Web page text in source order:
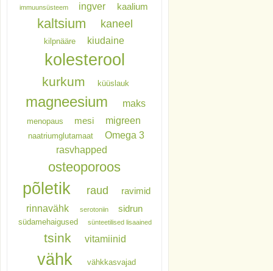
immuunsüsteem ingver kaalium
kaltsium kaneel
kilpnääre kiudaine
kolesterool
kurkum küüslauk
magneesium maks
menopaus mesi migreen
naatriumglutamaat
Omega 3
rasvhapped
osteoporoos
põletik raud ravimid
rinnavähk serotoniin sidrun
südamehaigused sünteetilised lisaained
tsink vitamiinid
vähk vähkkasvajad